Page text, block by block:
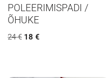
POLEERIMISPADI /
ÕHUKE
24€ 18 €